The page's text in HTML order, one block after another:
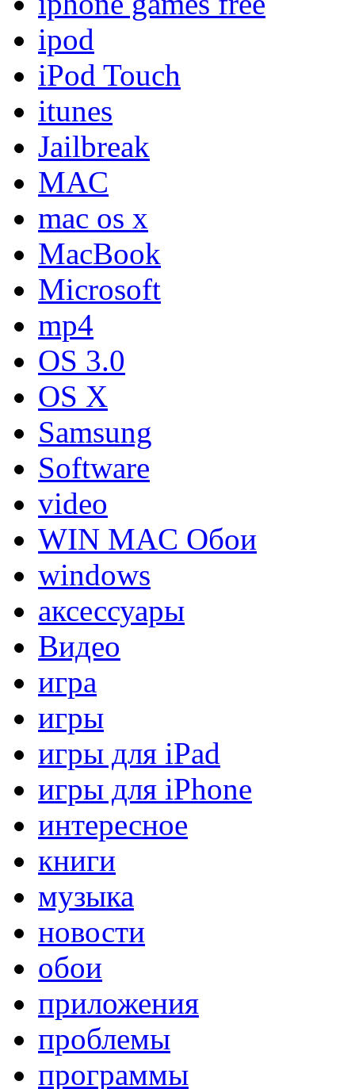
ipod
iPod Touch
itunes
Jailbreak
MAC
mac os x
MacBook
Microsoft
mp4
OS 3.0
OS X
Samsung
Software
video
WIN MAC Обои
windows
аксессуары
Видео
игра
игры
игры для iPad
игры для iPhone
интересное
книги
музыка
новости
обои
приложения
проблемы
программы